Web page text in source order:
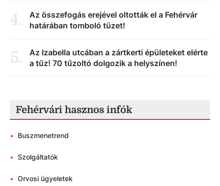
4.
Az összefogás erejével oltották el a Fehérvár
határában tomboló tüzet!
5.
Az Izabella utcában a zártkerti épületeket elérte
a tűz! 70 tűzoltó dolgozik a helyszínen!
Fehérvári hasznos infók
• Buszmenetrend
• Szolgáltatók
• Orvosi ügyeletek